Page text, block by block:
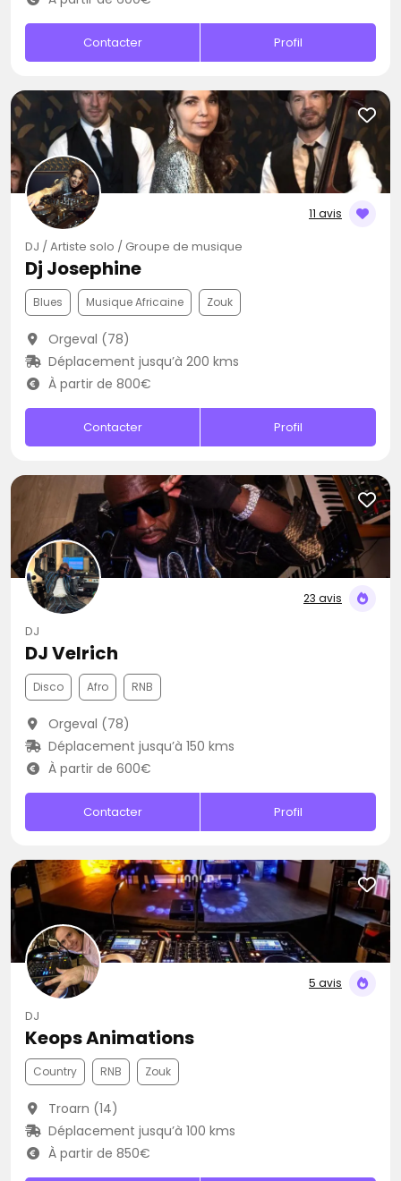
Contacter Profil
11 avis
DJ / Artiste solo / Groupe de musique
Dj Josephine
Blues Musique Africaine Zouk
Orgeval (78)
Déplacement jusqu’à 200 kms
À partir de 800€
Contacter Profil
23 avis
DJ
DJ Velrich
Disco Afro RNB
Orgeval (78)
Déplacement jusqu’à 150 kms
À partir de 600€
Contacter Profil
5 avis
DJ
Keops Animations
Country RNB Zouk
Troarn (14)
Déplacement jusqu’à 100 kms
À partir de 850€